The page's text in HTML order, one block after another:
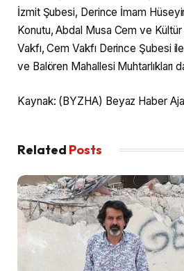
İzmit Şubesi, Derince İmam
Konutu, Abdal Musa Cem ve
Vakfı, Cem Vakfı Derince Şubesi
ve Balören Mahallesi Muhtarlıkları
Kaynak: (BYZHA) Beyaz Haber
Related Posts